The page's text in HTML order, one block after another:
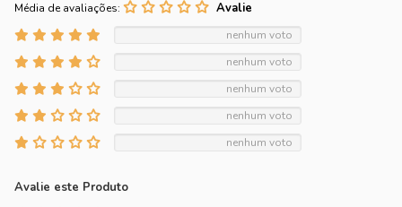
Média de avaliações:
nenhum voto
nenhum voto
nenhum voto
nenhum voto
nenhum voto
Avalie este Produto